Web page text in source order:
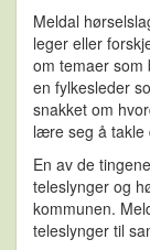
Meldal
leger eller
om temaer som
en fylkesleder
snakket om
lære seg å takle
En av de
teleslynger og
kommunen.
teleslynger til